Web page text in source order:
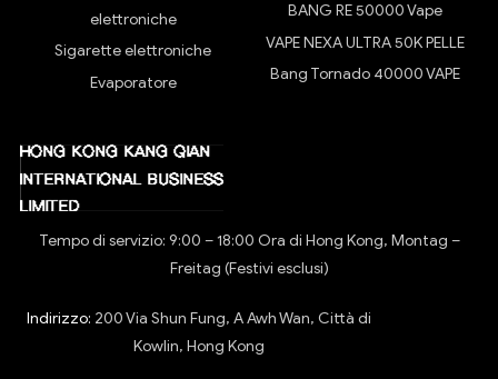
elettroniche
Sigarette elettroniche
Evaporatore
BANG RE 50000 Vape
VAPE NEXA ULTRA 50K PELLE
Bang Tornado 40000 VAPE
Tempo di servizio: 9:00 – 18:00 Ora di Hong Kong, Montag –
Freitag (Festivi esclusi)
Indirizzo: 200 Via Shun Fung, A Awh Wan, Città di
Kowlin, Hong Kong